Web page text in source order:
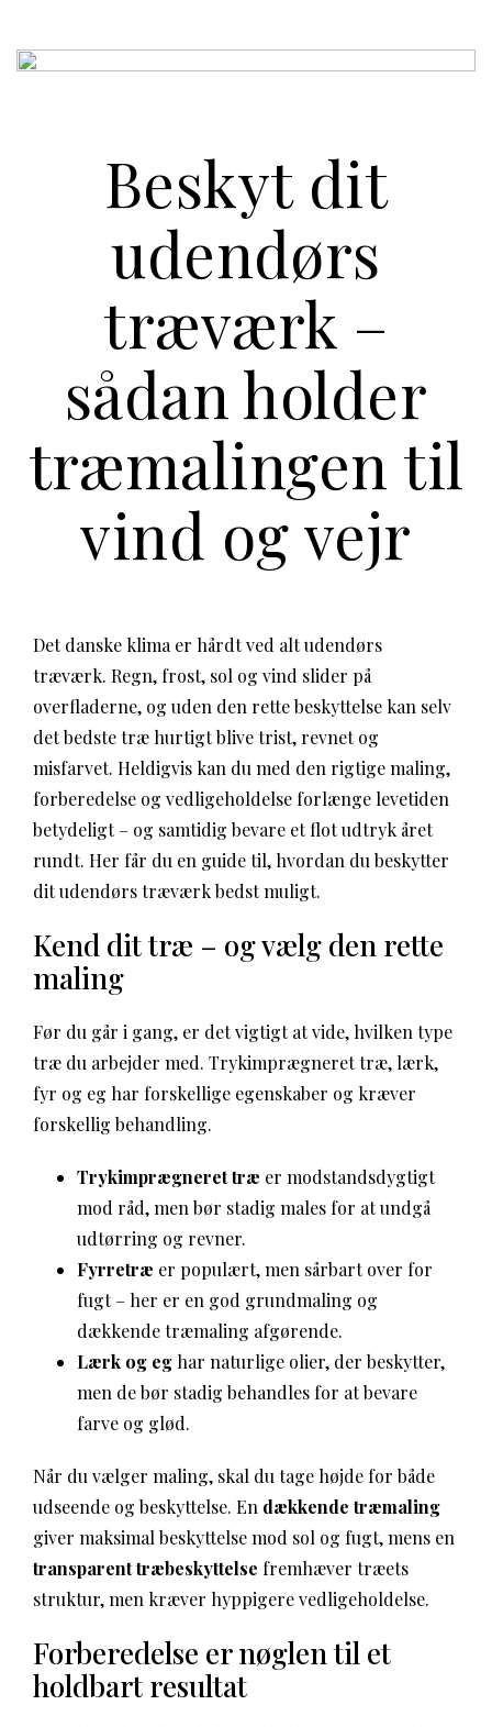
Beskyt dit
udendørs
træværk –
sådan holder
træmalingen til
vind og vejr
Det danske klima er hårdt ved alt udendørs
træværk. Regn, frost, sol og vind slider på
overfladerne, og uden den rette beskyttelse kan selv
det bedste træ hurtigt blive trist, revnet og
misfarvet. Heldigvis kan du med den rigtige maling,
forberedelse og vedligeholdelse forlænge levetiden
betydeligt – og samtidig bevare et flot udtryk året
rundt. Her får du en guide til, hvordan du beskytter
dit udendørs træværk bedst muligt.
Kend dit træ – og vælg den rette
maling
Før du går i gang, er det vigtigt at vide, hvilken type
træ du arbejder med. Trykimprægneret træ, lærk,
fyr og eg har forskellige egenskaber og kræver
forskellig behandling.
Trykimprægneret træ er modstandsdygtigt
mod råd, men bør stadig males for at undgå
udtørring og revner.
Fyrretræ er populært, men sårbart over for
fugt – her er en god grundmaling og
dækkende træmaling afgørende.
Lærk og eg har naturlige olier, der beskytter,
men de bør stadig behandles for at bevare
farve og glød.
Når du vælger maling, skal du tage højde for både
udseende og beskyttelse. En dækkende træmaling
giver maksimal beskyttelse mod sol og fugt, mens en
transparent træbeskyttelse fremhæver træets
struktur, men kræver hyppigere vedligeholdelse.
Forberedelse er nøglen til et
holdbart resultat